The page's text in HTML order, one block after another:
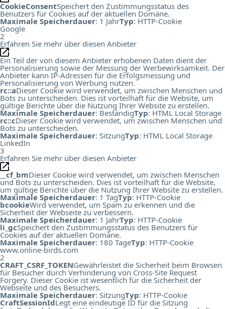
CookieConsentSpeichert den Zustimmungsstatus des
Benutzers für Cookies auf der aktuellen Domäne.
Maximale Speicherdauer: 1 JahrTyp: HTTP-Cookie
Google
2
Erfahren Sie mehr über diesen Anbieter
Ein Teil der von diesem Anbieter erhobenen Daten dient der
Personalisierung sowie der Messung der Werbewirksamkeit. Der
Anbieter kann IP-Adressen für die Erfolgsmessung und
Personalisierung von Werbung nutzen.
rc::aDieser Cookie wird verwendet, um zwischen Menschen und
Bots zu unterscheiden. Dies ist vorteilhaft für die Website, um
gültige Berichte über die Nutzung Ihrer Website zu erstellen.
Maximale Speicherdauer: BeständigTyp: HTML Local Storage
rc::cDieser Cookie wird verwendet, um zwischen Menschen und
Bots zu unterscheiden.
Maximale Speicherdauer: SitzungTyp: HTML Local Storage
LinkedIn
3
Erfahren Sie mehr über diesen Anbieter
__cf_bmDieser Cookie wird verwendet, um zwischen Menschen
und Bots zu unterscheiden. Dies ist vorteilhaft für die Website,
um gültige Berichte über die Nutzung Ihrer Website zu erstellen.
Maximale Speicherdauer: 1 TagTyp: HTTP-Cookie
bcookieWird verwendet, um Spam zu erkennen und die
Sicherheit der Webseite zu verbessern.
Maximale Speicherdauer: 1 JahrTyp: HTTP-Cookie
li_gcSpeichert den Zustimmungsstatus des Benutzers für
Cookies auf der aktuellen Domäne.
Maximale Speicherdauer: 180 TageTyp: HTTP-Cookie
www.online-birds.com
2
CRAFT_CSRF_TOKENGewährleistet die Sicherheit beim Browsen
für Besucher durch Verhinderung von Cross-Site Request
Forgery. Dieser Cookie ist wesentlich für die Sicherheit der
Webseite und des Besuchers.
Maximale Speicherdauer: SitzungTyp: HTTP-Cookie
CraftSessionIdLegt eine eindeutige ID für die Sitzung